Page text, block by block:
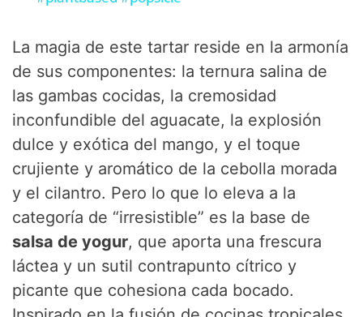
y
V
i
d
e
o
La magia de este tartar reside en la armonía
de sus componentes: la ternura salina de
las gambas cocidas, la cremosidad
inconfundible del aguacate, la explosión
dulce y exótica del mango, y el toque
crujiente y aromático de la cebolla morada
y el cilantro. Pero lo que lo eleva a la
categoría de “irresistible” es la base de
salsa de yogur, que aporta una frescura
láctea y un sutil contrapunto cítrico y
picante que cohesiona cada bocado.